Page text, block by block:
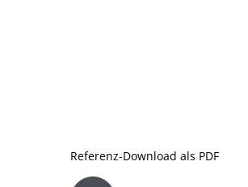
Referenz-Download als PDF